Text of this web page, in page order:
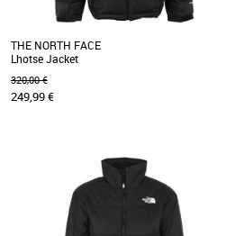
THE NORTH FACE
Lhotse Jacket
320,00 €
249,99 €
La veste Lhotse est une véritable veste
polyvalente dotée d’un style urbain et d’un
motif color-block. [...]